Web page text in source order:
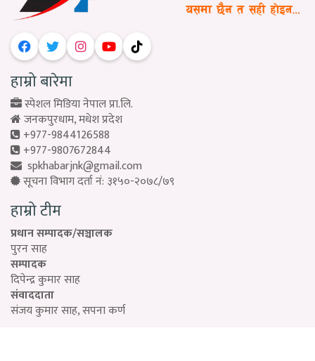
हाम्रो बारेमा
स्पेशल मिडिया नेपाल प्रा.लि.
जनकपुरधाम, मधेश प्रदेश
+977-9844126588
+977-9807672844
spkhabarjnk@gmail.com
सूचना विभाग दर्ता नं: ३१५०-२०७८/७९
हाम्रो टीम
प्रधान सम्पादक/सञ्चालक
पुरन साह
सम्पादक
दिपेन्द्र कुमार साह
संवाददाता
संजय कुमार साह, सपना कर्ण